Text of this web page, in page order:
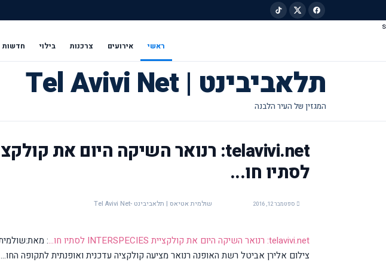
s
ראשי אירועים צרכנות בילוי חדשות
תלאביבינט | Tel Avivi Net
לסתיו חו...
ספטמבר 12, 2016 שולמית אטיאס | תלאביבינט -Tel Avivi Net
telavivi.net: רנואר השיקה היום את קולקציית INTERSPECIES לסתיו חו...
צילום אלירן אביטל רשת האופנה רנואר מציעה קולקציה עדכנית ואופנתית לתקופה החו...